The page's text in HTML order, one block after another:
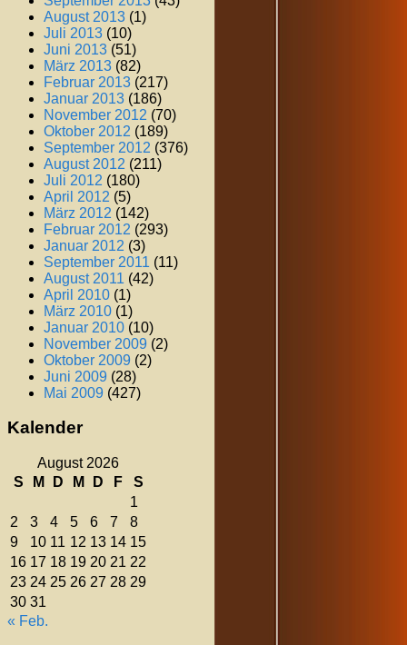
August 2013 (1)
Juli 2013 (10)
Juni 2013 (51)
März 2013 (82)
Februar 2013 (217)
Januar 2013 (186)
November 2012 (70)
Oktober 2012 (189)
September 2012 (376)
August 2012 (211)
Juli 2012 (180)
April 2012 (5)
März 2012 (142)
Februar 2012 (293)
Januar 2012 (3)
September 2011 (11)
August 2011 (42)
April 2010 (1)
März 2010 (1)
Januar 2010 (10)
November 2009 (2)
Oktober 2009 (2)
Juni 2009 (28)
Mai 2009 (427)
Kalender
August 2026
S
M D M D F
S
1
2
3 4 5 6 7
8
9
10 11 12 13 14 15
16 17 18 19 20 21 22
23 24 25 26 27 28 29
30 31
« Feb.